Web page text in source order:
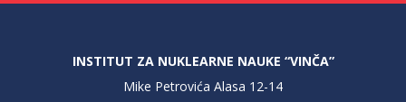
INSTITUT ZA NUKLEARNE NAUKE “VINČA”
Mike Petrovića Alasa 12-14